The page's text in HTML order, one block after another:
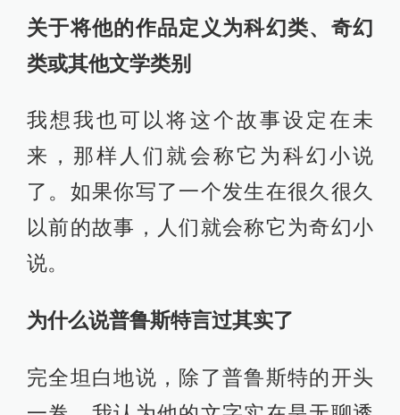
关于将他的作品定义为科幻类、奇幻
类或其他文学类别
我想我也可以将这个故事设定在未
来，那样人们就会称它为科幻小说
了。如果你写了一个发生在很久很久
以前的故事，人们就会称它为奇幻小
说。
为什么说普鲁斯特言过其实了
完全坦白地说，除了普鲁斯特的开头